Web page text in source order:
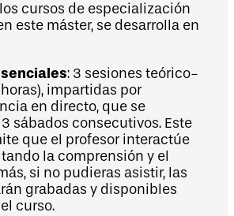
cursos de especialización
este máster, se desarrolla en
: 3 sesiones teórico-
impartidas por
en directo, que se
sábados consecutivos. Este
que el profesor interactúe
la comprensión y el
si no pudieras asistir, las
grabadas y disponibles
curso.